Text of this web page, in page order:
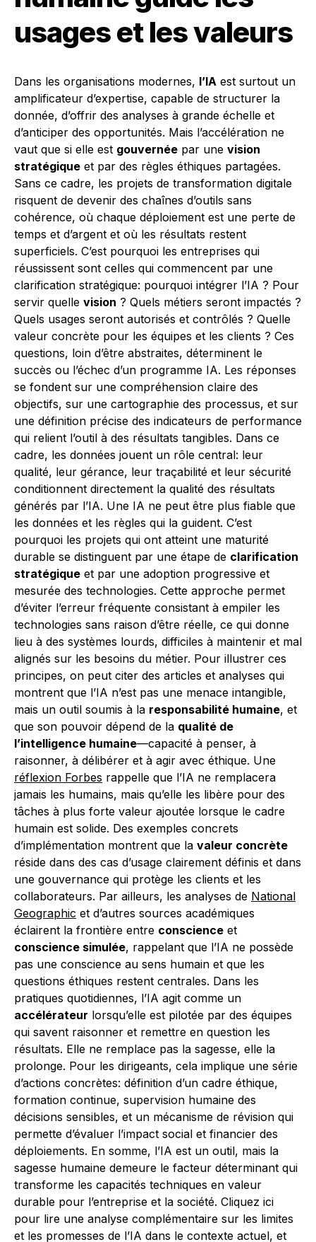
usages et les valeurs
Dans les organisations modernes, l’IA est surtout un
amplificateur d’expertise, capable de structurer la
donnée, d’offrir des analyses à grande échelle et
d’anticiper des opportunités. Mais l’accélération ne
vaut que si elle est gouvernée par une vision
stratégique et par des règles éthiques partagées.
Sans ce cadre, les projets de transformation digitale
risquent de devenir des chaînes d’outils sans
cohérence, où chaque déploiement est une perte de
temps et d’argent et où les résultats restent
superficiels. C’est pourquoi les entreprises qui
réussissent sont celles qui commencent par une
clarification stratégique: pourquoi intégrer l’IA ? Pour
servir quelle vision ? Quels métiers seront impactés ?
Quels usages seront autorisés et contrôlés ? Quelle
valeur concrète pour les équipes et les clients ? Ces
questions, loin d’être abstraites, déterminent le
succès ou l’échec d’un programme IA. Les réponses
se fondent sur une compréhension claire des
objectifs, sur une cartographie des processus, et sur
une définition précise des indicateurs de performance
qui relient l’outil à des résultats tangibles. Dans ce
cadre, les données jouent un rôle central: leur
qualité, leur gérance, leur traçabilité et leur sécurité
conditionnent directement la qualité des résultats
générés par l’IA. Une IA ne peut être plus fiable que
les données et les règles qui la guident. C’est
pourquoi les projets qui ont atteint une maturité
durable se distinguent par une étape de clarification
stratégique et par une adoption progressive et
mesurée des technologies. Cette approche permet
d’éviter l’erreur fréquente consistant à empiler les
technologies sans raison d’être réelle, ce qui donne
lieu à des systèmes lourds, difficiles à maintenir et mal
alignés sur les besoins du métier. Pour illustrer ces
principes, on peut citer des articles et analyses qui
montrent que l’IA n’est pas une menace intangible,
mais un outil soumis à la responsabilité humaine, et
que son pouvoir dépend de la qualité de
l’intelligence humaine—capacité à penser, à
raisonner, à délibérer et à agir avec éthique. Une
réflexion Forbes rappelle que l’IA ne remplacera
jamais les humains, mais qu’elle les libère pour des
tâches à plus forte valeur ajoutée lorsque le cadre
humain est solide. Des exemples concrets
d’implémentation montrent que la valeur concrète
réside dans des cas d’usage clairement définis et dans
une gouvernance qui protège les clients et les
collaborateurs. Par ailleurs, les analyses de National
Geographic et d’autres sources académiques
éclairent la frontière entre conscience et
conscience simulée, rappelant que l’IA ne possède
pas une conscience au sens humain et que les
questions éthiques restent centrales. Dans les
pratiques quotidiennes, l’IA agit comme un
accélérateur lorsqu’elle est pilotée par des équipes
qui savent raisonner et remettre en question les
résultats. Elle ne remplace pas la sagesse, elle la
prolonge. Pour les dirigeants, cela implique une série
d’actions concrètes: définition d’un cadre éthique,
formation continue, supervision humaine des
décisions sensibles, et un mécanisme de révision qui
permette d’évaluer l’impact social et financier des
déploiements. En somme, l’IA est un outil, mais la
sagesse humaine demeure le facteur déterminant qui
transforme les capacités techniques en valeur
durable pour l’entreprise et la société. Cliquez ici
pour lire une analyse complémentaire sur les limites
et les promesses de l’IA dans le contexte actuel, et